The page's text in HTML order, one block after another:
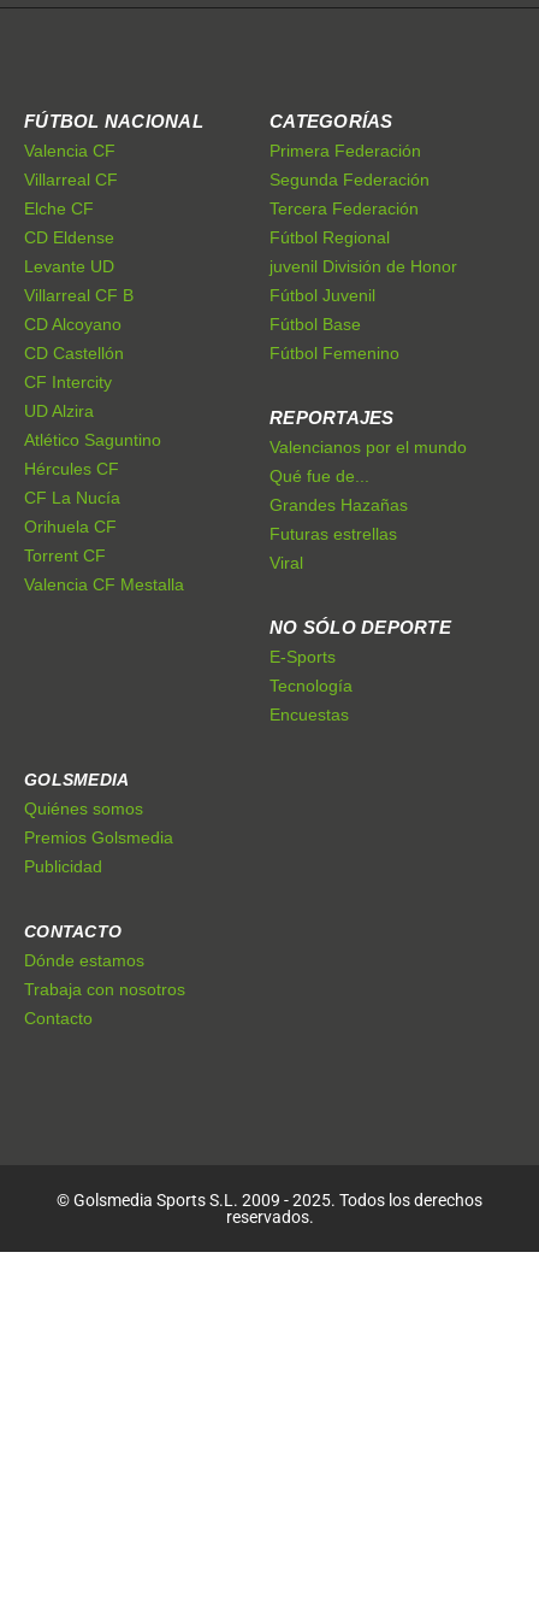
FÚTBOL NACIONAL
Valencia CF
Villarreal CF
Elche CF
CD Eldense
Levante UD
Villarreal CF B
CD Alcoyano
CD Castellón
CF Intercity
UD Alzira
Atlético Saguntino
Hércules CF
CF La Nucía
Orihuela CF
Torrent CF
Valencia CF Mestalla
CATEGORÍAS
Primera Federación
Segunda Federación
Tercera Federación
Fútbol Regional
juvenil División de Honor
Fútbol Juvenil
Fútbol Base
Fútbol Femenino
REPORTAJES
Valencianos por el mundo
Qué fue de...
Grandes Hazañas
Futuras estrellas
Viral
NO SÓLO DEPORTE
E-Sports
Tecnología
Encuestas
GOLSMEDIA
Quiénes somos
Premios Golsmedia
Publicidad
CONTACTO
Dónde estamos
Trabaja con nosotros
Contacto
© Golsmedia Sports S.L. 2009 - 2025. Todos los derechos
reservados.